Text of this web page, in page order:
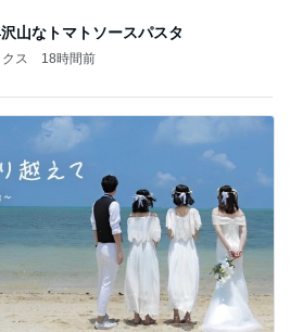
山なトマトソースパスタ
ス 18時間前